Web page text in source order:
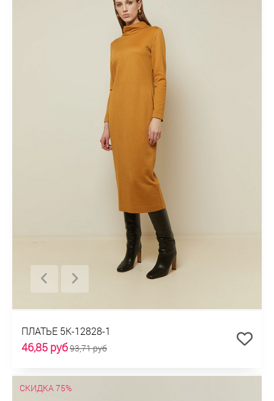
ПЛАТЬЕ 5К-12828-1
46,85 руб93,71 руб
СКИДКА 75%